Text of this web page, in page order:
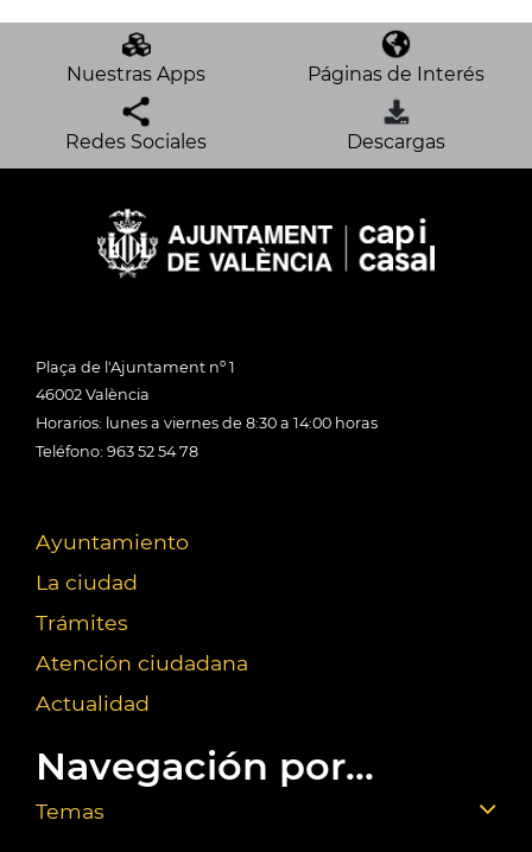
Nuestras Apps Páginas de Interés
Redes Sociales Descargas
Plaça de l'Ajuntament nº 1
46002 València
Horarios: lunes a viernes de 8:30 a 14:00 horas
Teléfono: 963 52 54 78
Ayuntamiento
La ciudad
Trámites
Atención ciudadana
Actualidad
Navegación por...
Temas